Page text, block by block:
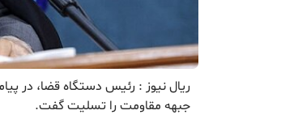
ریال نیوز : رئیس دستگاه قضا، در
جبهه مقاومت را تسلیت گفت.